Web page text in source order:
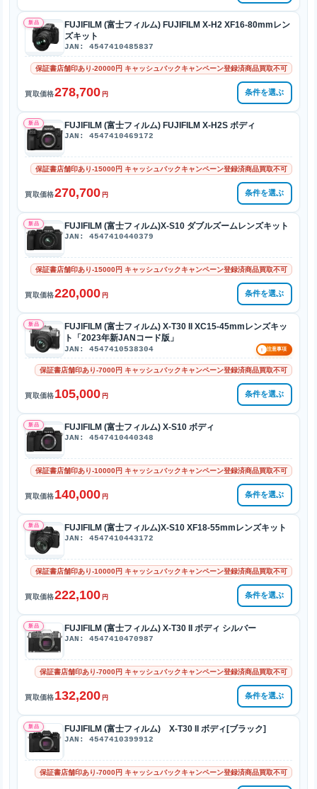
新品
FUJIFILM (富士フィルム) FUJIFILM X-H2 XF16-80mmレン
ズキット
JAN: 4547410485837
保証書店舗印あり-20000円 キャッシュバックキャンペーン登録済商品買取不可
買取価格278,700 円 条件を選ぶ
新品 FUJIFILM (富士フィルム) FUJIFILM X-H2S ボディ
JAN: 4547410469172
保証書店舗印あり-15000円 キャッシュバックキャンペーン登録済商品買取不可
買取価格270,700 円 条件を選ぶ
新品 FUJIFILM (富士フィルム)X-S10 ダブルズームレンズキット
JAN: 4547410440379
保証書店舗印あり-15000円 キャッシュバックキャンペーン登録済商品買取不可
買取価格220,000 円 条件を選ぶ
新品
FUJIFILM (富士フィルム) X-T30 II XC15-45mmレンズキッ
ト「2023年新JANコード版」
JAN: 4547410538304 ! 注意事項
保証書店舗印あり-7000円 キャッシュバックキャンペーン登録済商品買取不可
買取価格105,000 円 条件を選ぶ
新品 FUJIFILM (富士フィルム) X-S10 ボディ
JAN: 4547410440348
保証書店舗印あり-10000円 キャッシュバックキャンペーン登録済商品買取不可
買取価格140,000 円 条件を選ぶ
新品 FUJIFILM (富士フィルム)X-S10 XF18-55mmレンズキット
JAN: 4547410443172
保証書店舗印あり-10000円 キャッシュバックキャンペーン登録済商品買取不可
買取価格222,100 円 条件を選ぶ
新品 FUJIFILM (富士フィルム) X-T30 II ボディ シルバー
JAN: 4547410470987
保証書店舗印あり-7000円 キャッシュバックキャンペーン登録済商品買取不可
買取価格132,200 円 条件を選ぶ
新品 FUJIFILM (富士フィルム) X-T30 II ボディ[ブラック]
JAN: 4547410399912
保証書店舗印あり-7000円 キャッシュバックキャンペーン登録済商品買取不可